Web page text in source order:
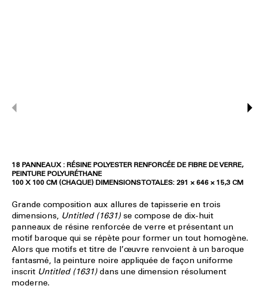
18 PANNEAUX : RÉSINE POLYESTER RENFORCÉE DE FIBRE DE VERRE,
PEINTURE POLYURÉTHANE
100 X 100 CM (CHAQUE) DIMENSIONS TOTALES: 291 × 646 × 15,3 CM
Grande composition aux allures de tapisserie en trois
dimensions, Untitled (1631) se compose de dix-huit
panneaux de résine renforcée de verre et présentant un
motif baroque qui se répète pour former un tout homogène.
Alors que motifs et titre de l’œuvre renvoient à un baroque
fantasmé, la peinture noire appliquée de façon uniforme
inscrit Untitled (1631) dans une dimension résolument
moderne.